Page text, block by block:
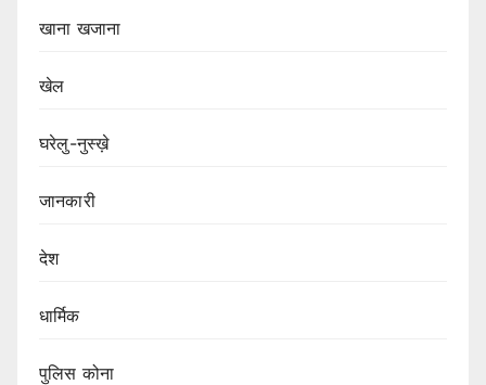
खाना खजाना
खेल
घरेलु-नुस्ख़े
जानकारी
देश
धार्मिक
पुलिस कोना